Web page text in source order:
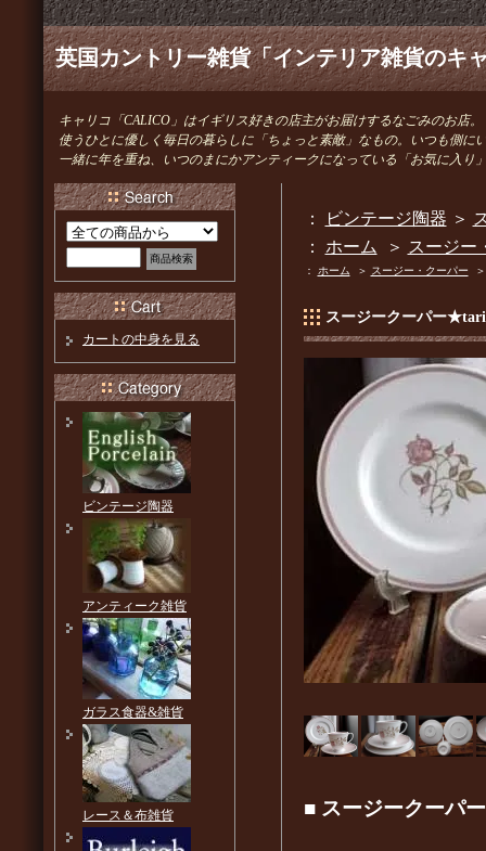
英国カントリー雑貨「インテリア雑貨の
キャリコ「CALICO」はイギリス好きの店主がお届けするなごみのお店。
使うひとに優しく毎日の暮らしに「ちょっと素敵」なもの。いつも側に
一緒に年を重ね、いつのまにかアンティークになっている「お気に入り
： ビンテージ陶器 ＞
： ホーム ＞ スージー
： ホーム ＞ スージー・クーパー
スージークーパー
■ スージークーパ
カートの中身を見る
ビンテージ陶器
アンティーク雑貨
ガラス食器&雑貨
レース＆布雑貨